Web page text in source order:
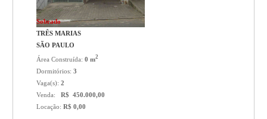
Sobrado
TRÊS MARIAS
SÃO PAULO
Área Construída:0 m2
Dormitórios:3
Vaga(s):2
Venda:
R$ 450.000,00
Locação:R$ 0,00